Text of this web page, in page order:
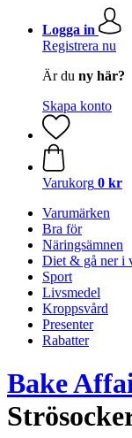
Logga in
Registrera nu
Är du ny här?
Skapa konto
Varukorg 0 kr
Varumärken
Bra för
Näringsämnen
Diet & gå ner i
Sport
Livsmedel
Kroppsvård
Presenter
Rabatter
Bake